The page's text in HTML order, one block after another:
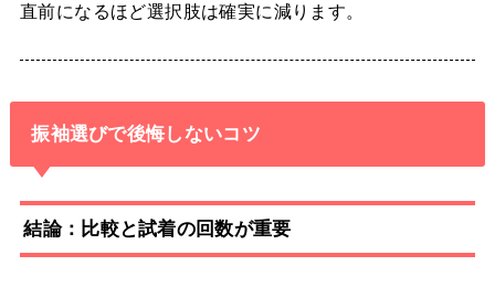
直前になるほど選択肢は確実に減ります。
振袖選びで後悔しないコツ
結論：比較と試着の回数が重要